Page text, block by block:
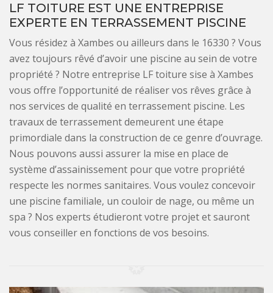
LF TOITURE EST UNE ENTREPRISE
EXPERTE EN TERRASSEMENT PISCINE
Vous résidez à Xambes ou ailleurs dans le 16330 ? Vous
avez toujours rêvé d’avoir une piscine au sein de votre
propriété ? Notre entreprise LF toiture sise à Xambes
vous offre l’opportunité de réaliser vos rêves grâce à
nos services de qualité en terrassement piscine. Les
travaux de terrassement demeurent une étape
primordiale dans la construction de ce genre d’ouvrage.
Nous pouvons aussi assurer la mise en place de
système d’assainissement pour que votre propriété
respecte les normes sanitaires. Vous voulez concevoir
une piscine familiale, un couloir de nage, ou même un
spa ? Nos experts étudieront votre projet et sauront
vous conseiller en fonctions de vos besoins.